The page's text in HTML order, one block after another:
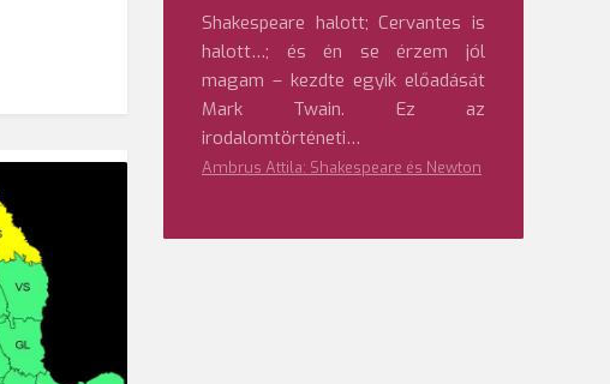
Shakespeare halott; Cervantes is
halott…; és én se érzem jól
magam – kezdte egyik előadását
Mark Twain. Ez az
irodalomtörténeti…
Ambrus Attila: Shakespeare és Newton